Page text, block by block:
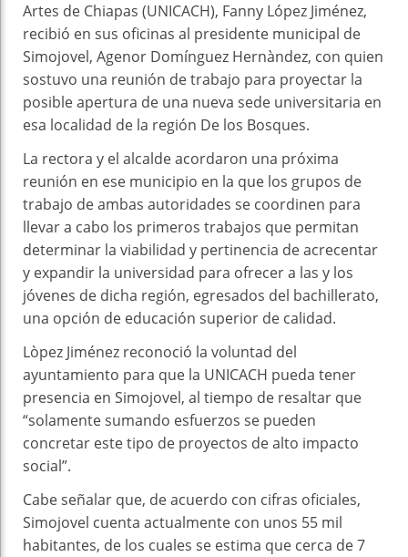
Artes de Chiapas (UNICACH), Fanny López Jiménez,
recibió en sus oficinas al presidente municipal de
Simojovel, Agenor Domínguez Hernàndez, con quien
sostuvo una reunión de trabajo para proyectar la
posible apertura de una nueva sede universitaria en
esa localidad de la región De los Bosques.
La rectora y el alcalde acordaron una próxima
reunión en ese municipio en la que los grupos de
trabajo de ambas autoridades se coordinen para
llevar a cabo los primeros trabajos que permitan
determinar la viabilidad y pertinencia de acrecentar
y expandir la universidad para ofrecer a las y los
jóvenes de dicha región, egresados del bachillerato,
una opción de educación superior de calidad.
Lòpez Jiménez reconoció la voluntad del
ayuntamiento para que la UNICACH pueda tener
presencia en Simojovel, al tiempo de resaltar que
“solamente sumando esfuerzos se pueden
concretar este tipo de proyectos de alto impacto
social”.
Cabe señalar que, de acuerdo con cifras oficiales,
Simojovel cuenta actualmente con unos 55 mil
habitantes, de los cuales se estima que cerca de 7